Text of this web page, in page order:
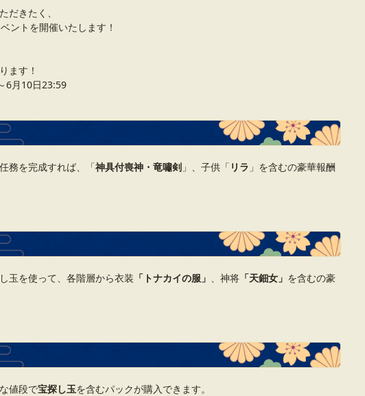
だきたく、
ントを開催いたします！
ます！
6月10日23:59
務を完成すれば、「神具付喪神・竜嘯剣 」、子供「 リラ 」を含むの豪華報酬
玉を使って、各階層から衣装 「トナカイの服」 、神将 「天鈿女 」 を含むの豪
値段で宝探し玉を含むパックが購入できます。